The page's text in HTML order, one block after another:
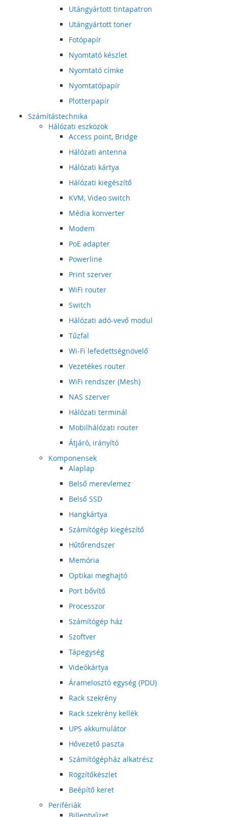
Utángyártott tintapatron
Utángyártott toner
Fotópapír
Nyomtató készlet
Nyomtató címke
Nyomtatópapír
Plotterpapír
Számítástechnika
Hálózati eszközök
Access point, Bridge
Hálózati antenna
Hálózati kártya
Hálózati kiegészítő
KVM, Video switch
Média konverter
Modem
PoE adapter
Powerline
Print szerver
WiFi router
Switch
Hálózati adó-vevő modul
Tűzfal
Wi-Fi lefedettségnövelő
Vezetékes router
WiFi rendszer (Mesh)
NAS szerver
Hálózati terminál
Mobilhálózati router
Átjáró, irányító
Komponensek
Alaplap
Belső merevlemez
Belső SSD
Hangkártya
Számítógép kiegészítő
Hűtőrendszer
Memória
Optikai meghajtó
Port bővítő
Processzor
Számítógép ház
Szoftver
Tápegység
Videókártya
Áramelosztó egység (PDU)
Rack szekrény
Rack szekrény kellék
UPS akkumulátor
Hővezető paszta
Számítógépház alkatrész
Rögzítőkészlet
Beépítő keret
Perifériák